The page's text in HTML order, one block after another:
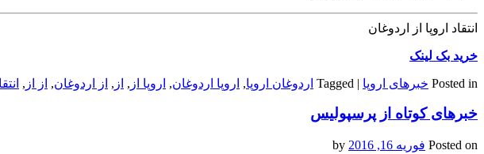
انتقاد اروپا از اردوغان
خرید بک لینک
Posted in خبرهای اروپا |
Tagged اردوغان اروپا, اروپا اردوغان, اروپا از , از , از اردوغان, از از ,
خبرهای کوتاه از پرسپولیس
Posted on فوریه 16, 2016